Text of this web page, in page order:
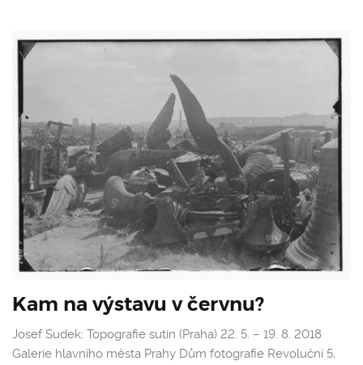
Kam na výstavu v červnu?
Josef Sudek: Topografie sutin (Praha) 22. 5. – 19. 8. 2018
Galerie hlavního města Prahy Dům fotografie Revoluční 5,